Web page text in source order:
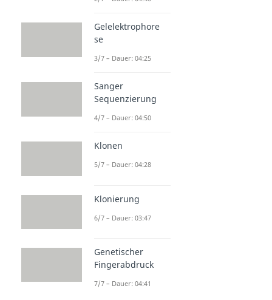
Gelelektrophore
se
3/7 – Dauer: 04:25
Sanger
Sequenzierung
4/7 – Dauer: 04:50
Klonen
5/7 – Dauer: 04:28
Klonierung
6/7 – Dauer: 03:47
Genetischer
Fingerabdruck
7/7 – Dauer: 04:41